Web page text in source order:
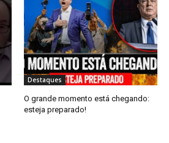
Destaques
O grande momento está chegando:
esteja preparado!